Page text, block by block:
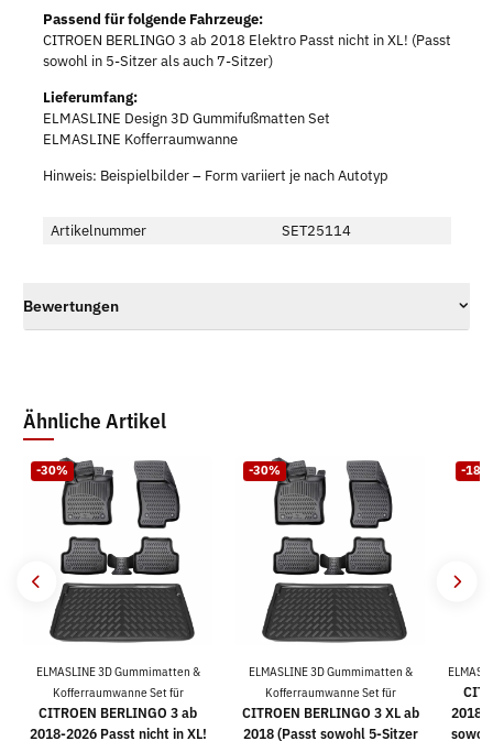
Passend für folgende Fahrzeuge:
CITROEN BERLINGO 3 ab 2018 Elektro Passt nicht in XL! (Passt
sowohl in 5-Sitzer als auch 7-Sitzer)
Lieferumfang:
ELMASLINE Design 3D Gummifußmatten Set
ELMASLINE Kofferraumwanne
Hinweis: Beispielbilder – Form variiert je nach Autotyp
Artikelnummer SET25114
Bewertungen
Ähnliche Artikel
-30%
ELMASLINE 3D Gummimatten &
Kofferraumwanne Set für
CITROEN BERLINGO 3 ab
2018-2026 Passt nicht in XL!
-30%
ELMASLINE 3D Gummimatten &
Kofferraumwanne Set für
CITROEN BERLINGO 3 XL ab
2018 (Passt sowohl 5-Sitzer
-18%
2018